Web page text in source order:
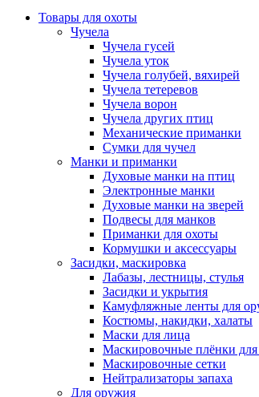
Товары для охоты
Чучела
Чучела гусей
Чучела уток
Чучела голубей, вяхирей
Чучела тетеревов
Чучела ворон
Чучела других птиц
Механические приманки
Сумки для чучел
Манки и приманки
Духовые манки на птиц
Электронные манки
Духовые манки на зверей
Подвесы для манков
Приманки для охоты
Кормушки и аксессуары
Засидки, маскировка
Лабазы, лестницы, стулья
Засидки и укрытия
Камуфляжные ленты для
Костюмы, накидки, халаты
Маски для лица
Маскировочные плёнки
Маскировочные сетки
Нейтрализаторы запаха
Для оружия